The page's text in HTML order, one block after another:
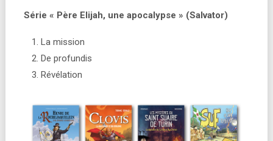
Série « Père Elijah, une apocalypse » (Salvator)
La mission
De profundis
Révélation